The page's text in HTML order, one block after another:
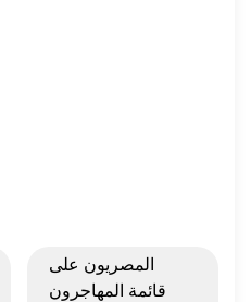
المصريون على
قائمة المهاجرون